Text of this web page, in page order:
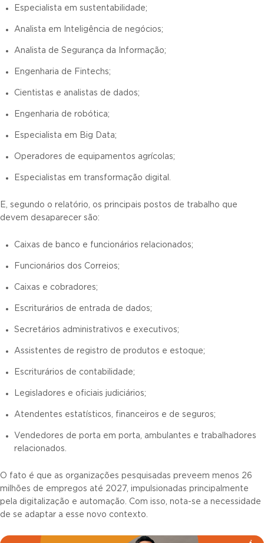
Especialista em sustentabilidade;
Analista em Inteligência de negócios;
Analista de Segurança da Informação;
Engenharia de Fintechs;
Cientistas e analistas de dados;
Engenharia de robótica;
Especialista em Big Data;
Operadores de equipamentos agrícolas;
Especialistas em transformação digital.
E, segundo o relatório, os principais postos de trabalho que
devem desaparecer são:
Caixas de banco e funcionários relacionados;
Funcionários dos Correios;
Caixas e cobradores;
Escriturários de entrada de dados;
Secretários administrativos e executivos;
Assistentes de registro de produtos e estoque;
Escriturários de contabilidade;
Legisladores e oficiais judiciários;
Atendentes estatísticos, financeiros e de seguros;
Vendedores de porta em porta, ambulantes e trabalhadores
relacionados.
O fato é que as organizações pesquisadas preveem menos 26
milhões de empregos até 2027, impulsionadas principalmente
pela digitalização e automação. Com isso, nota-se a necessidade
de se adaptar a esse novo contexto.